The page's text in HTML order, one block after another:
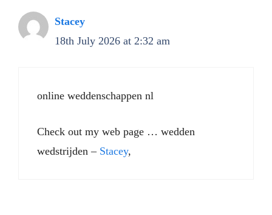
Stacey
18th July 2026 at 2:32 am
online weddenschappen nl
Check out my web page … wedden
wedstrijden – Stacey,